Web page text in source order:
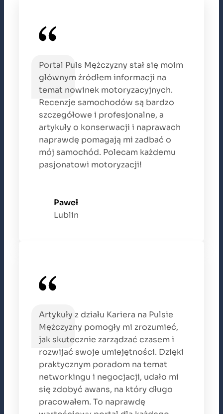
Portal Puls Mężczyzny stał się moim
głównym źródłem informacji na
temat nowinek motoryzacyjnych.
Recenzje samochodów są bardzo
szczegółowe i profesjonalne, a
artykuły o konserwacji i naprawach
naprawdę pomagają mi zadbać o
mój samochód. Polecam każdemu
pasjonatowi motoryzacji!
Paweł
Lublin
Artykuły z działu Kariera na Pulsie
Mężczyzny pomogły mi zrozumieć,
jak skutecznie zarządzać czasem i
rozwijać swoje umiejętności. Dzięki
praktycznym poradom na temat
networkingu i negocjacji, udało mi
się zdobyć awans, na który długo
pracowałem. To naprawdę